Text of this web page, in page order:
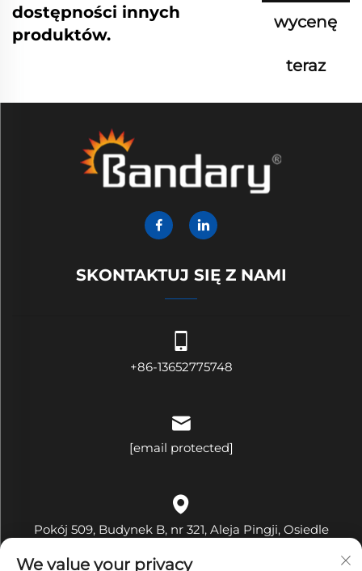
dostępności innych
produktów.
wycenę
teraz
SKONTAKTUJ SIĘ Z NAMI
+86-13652775748
[email protected]
Pokój 509, Budynek B, nr 321, Aleja Pingji, Osiedle
Shenzhen, Prowincja Guangdong, Chiny
We value your privacy